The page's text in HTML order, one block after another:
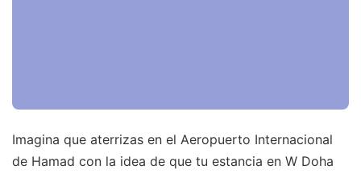
Imagina que aterrizas en el Aeropuerto Internacional
de Hamad con la idea de que tu estancia en W Doha